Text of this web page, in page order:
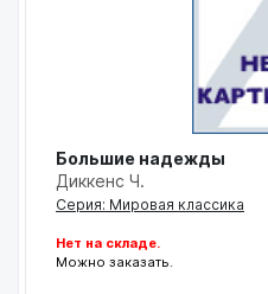
Большие надежды
Диккенс Ч.
Серия: Мировая классика
Нет на складе.
Можно заказать.